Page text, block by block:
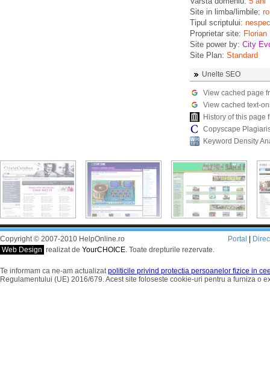
Site in limba/limbile: ro
Tipul scriptului:
Proprietar site: Florian
Site power by: City
Site Plan: Standard
Unelte SEO
View cached page
View cached text-
History of this page
Copyscape
Keyword Density
Copyright © 2007-2010 HelpOnline.ro
Web Design realizat de YourCHOICE. Toate drepturile rezervate.
Portal
Te informam ca ne-am actualizatpoliticile privind protectia persoanelor fizice in
Regulamentului (UE) 2016/679. Acest site foloseste cookie-uri pentru a furniza o